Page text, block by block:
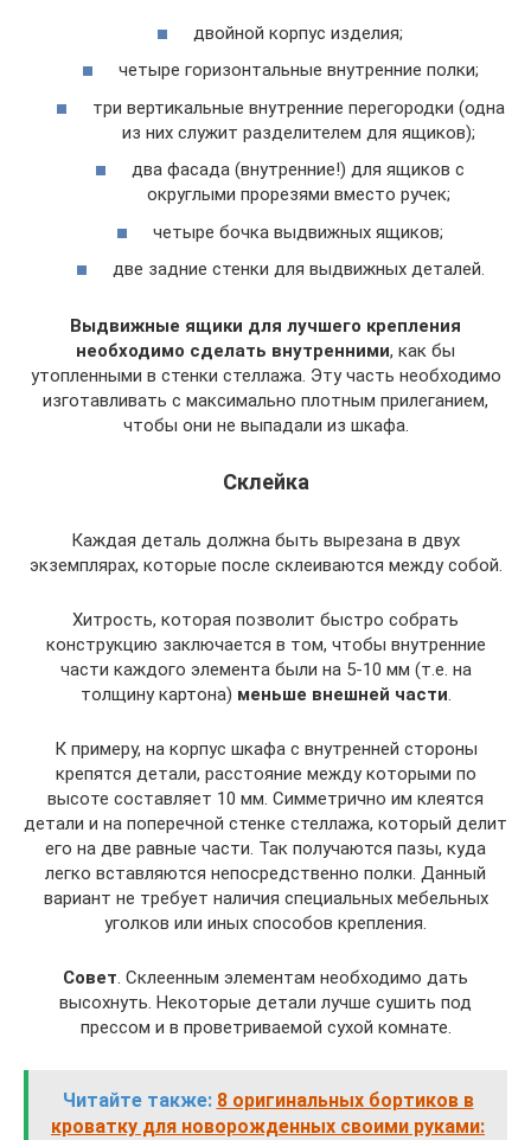
двойной корпус изделия;
четыре горизонтальные внутренние полки;
три вертикальные внутренние перегородки (одна
из них служит разделителем для ящиков);
два фасада (внутренние!) для ящиков с
округлыми прорезями вместо ручек;
четыре бочка выдвижных ящиков;
две задние стенки для выдвижных деталей.
Выдвижные ящики для лучшего крепления
необходимо сделать внутренними, как бы
утопленными в стенки стеллажа. Эту часть необходимо
изготавливать с максимально плотным прилеганием,
чтобы они не выпадали из шкафа.
Склейка
Каждая деталь должна быть вырезана в двух
экземплярах, которые после склеиваются между собой.
Хитрость, которая позволит быстро собрать
конструкцию заключается в том, чтобы внутренние
части каждого элемента были на 5-10 мм (т.е. на
толщину картона) меньше внешней части.
К примеру, на корпус шкафа с внутренней стороны
крепятся детали, расстояние между которыми по
высоте составляет 10 мм. Симметрично им клеятся
детали и на поперечной стенке стеллажа, который делит
его на две равные части. Так получаются пазы, куда
легко вставляются непосредственно полки. Данный
вариант не требует наличия специальных мебельных
уголков или иных способов крепления.
Совет. Склеенным элементам необходимо дать
высохнуть. Некоторые детали лучше сушить под
прессом и в проветриваемой сухой комнате.
Читайте также: 8 оригинальных бортиков в
кроватку для новорожденных своими руками: